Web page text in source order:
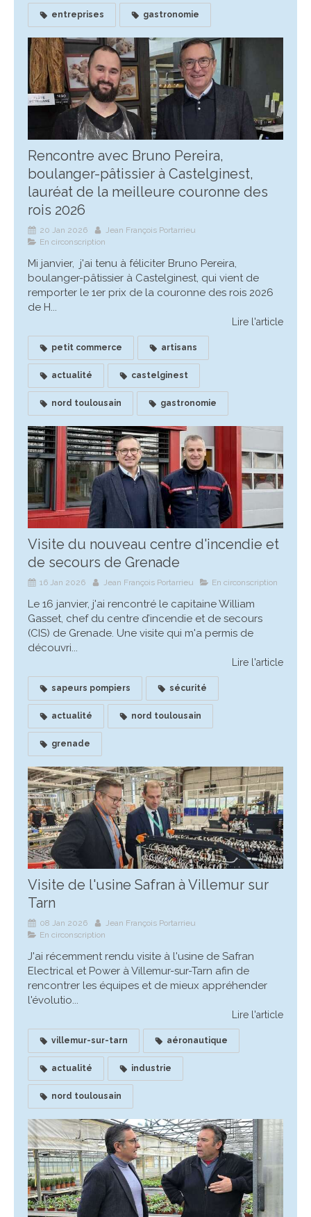
entreprises gastronomie
Rencontre avec Bruno Pereira,
boulanger-pâtissier à Castelginest,
lauréat de la meilleure couronne des
rois 2026
20 Jan 2026
Jean François Portarrieu
En circonscription
Mi janvier, j'ai tenu à féliciter Bruno Pereira,
boulanger-pâtissier à Castelginest, qui vient de
remporter le 1er prix de la couronne des rois 2026
de H...
Lire l'article
petit commerce artisans
actualité castelginest
nord toulousain gastronomie
Visite du nouveau centre d'incendie et
de secours de Grenade
16 Jan 2026 Jean François Portarrieu En circonscription
Le 16 janvier, j'ai rencontré le capitaine William
Gasset, chef du centre d’incendie et de secours
(CIS) de Grenade. Une visite qui m'a permis de
découvri...
Lire l'article
sapeurs pompiers sécurité
actualité nord toulousain
grenade
Visite de l'usine Safran à Villemur sur
Tarn
08 Jan 2026
Jean François Portarrieu
En circonscription
J'ai récemment rendu visite à l'usine de Safran
Electrical et Power à Villemur-sur-Tarn afin de
rencontrer les équipes et de mieux appréhender
l'évolutio...
Lire l'article
villemur-sur-tarn aéronautique
actualité industrie
nord toulousain